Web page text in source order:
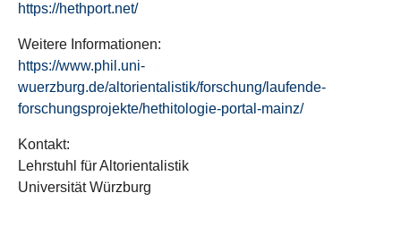
https://hethport.net/
Weitere Informationen:
https://www.phil.uni-
wuerzburg.de/altorientalistik/forschung/laufende-
forschungsprojekte/hethitologie-portal-mainz/
Kontakt:
Lehrstuhl für Altorientalistik
Universität Würzburg